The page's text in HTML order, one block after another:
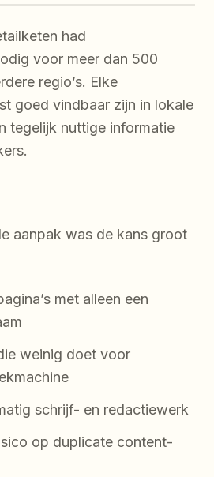
had
voor meer dan 500
regio’s. Elke
goed vindbaar zijn in lokale
tegelijk nuttige informatie
aanpak was de kans groot
met alleen een
weinig doet voor
schrijf- en redactiewerk
op duplicate content-